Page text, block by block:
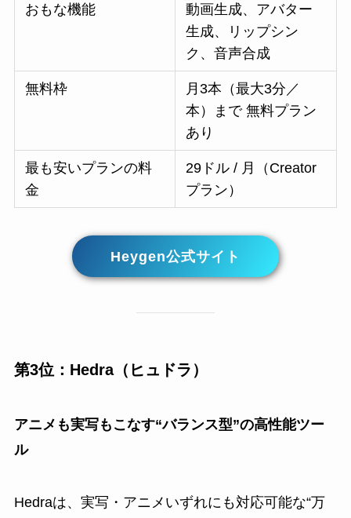
おもな機能
動画生成、アバター
生成、リップシン
ク、音声合成
無料枠
月3本（最大3分／
本）まで 無料プラン
あり
最も安いプランの料
金
29ドル / 月（Creator
プラン）
Heygen公式サイト
第3位：Hedra（ヒュドラ）
アニメも実写もこなす“バランス型”の高性能ツー
ル
Hedraは、実写・アニメいずれにも対応可能な“万